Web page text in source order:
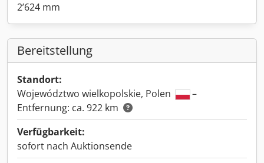
2’624 mm
Bereitstellung
Standort:
Województwo wielkopolskie, Polen
–
Entfernung: ca. 922 km
Verfügbarkeit:
sofort nach Auktionsende